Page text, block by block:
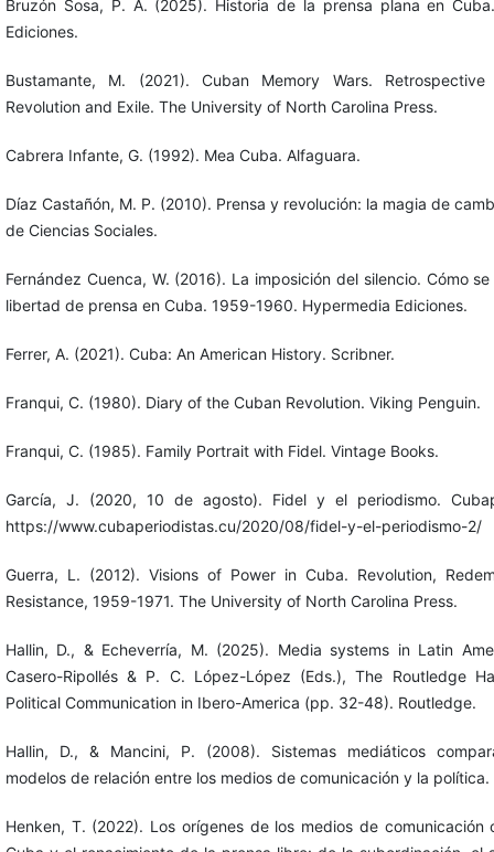
Bruzón Sosa, P. A. (2025). Historia de la prensa plana en
Ediciones.
Bustamante, M. (2021). Cuban Memory Wars.
Revolution and Exile. The University of North Carolina Press.
Cabrera Infante, G. (1992). Mea Cuba. Alfaguara.
Díaz Castañón, M. P. (2010). Prensa y revolución: la magia de
de Ciencias Sociales.
Fernández Cuenca, W. (2016). La imposición del silencio. Cómo
libertad de prensa en Cuba. 1959-1960. Hypermedia Ediciones.
Ferrer, A. (2021). Cuba: An American History. Scribner.
Franqui, C. (1980). Diary of the Cuban Revolution. Viking Penguin.
Franqui, C. (1985). Family Portrait with Fidel. Vintage Books.
García, J. (2020, 10 de agosto). Fidel y el periodismo.
https://www.cubaperiodistas.cu/2020/08/fidel-y-el-periodismo-2/
Guerra, L. (2012). Visions of Power in Cuba. Revolution,
Resistance, 1959-1971. The University of North Carolina Press.
Hallin, D., & Echeverría, M. (2025). Media systems in Latin
Casero-Ripollés & P. C. López-López (Eds.), The Routledge
Political Communication in Ibero-America (pp. 32-48). Routledge.
Hallin, D., & Mancini, P. (2008). Sistemas mediáticos
modelos de relación entre los medios de comunicación y la política.
Henken, T. (2022). Los orígenes de los medios de comunicación